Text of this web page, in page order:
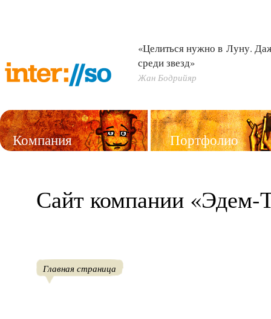
«Целиться нужно в Луну.
среди звезд»
Жан Бодрийяр
Компания Портфолио
Сайт компании «Эдем-
Главная страница